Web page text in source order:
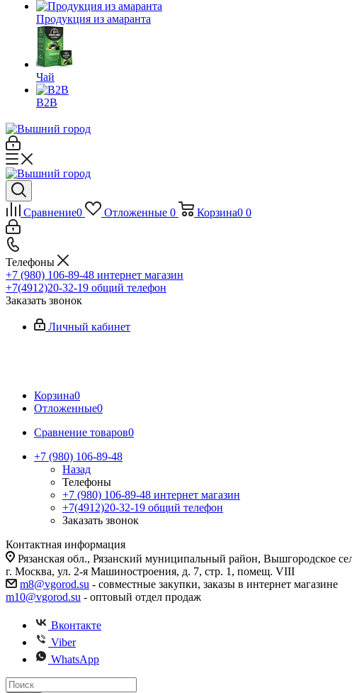
Продукция из амаранта
Чай
B2B
Сравнение0 Отложенные 0 Корзина0 0
Телефоны
+7 (980) 106-89-48 интернет магазин
+7(4912)20-32-19 общий телефон
Заказать звонок
Личный кабинет
Корзина0
Отложенные0
Сравнение товаров0
+7 (980) 106-89-48
Назад
Телефоны
+7 (980) 106-89-48 интернет магазин
+7(4912)20-32-19 общий телефон
Заказать звонок
Контактная информация
Рязанская обл., Рязанский муниципальный район, Вышгородское
г. Москва, ул. 2-я Машиностроения, д. 7, стр. 1, помещ. VIII
m8@vgorod.su - совместные закупки, заказы в интернет магазине
m10@vgorod.su - оптовый отдел продаж
Вконтакте
Viber
WhatsApp